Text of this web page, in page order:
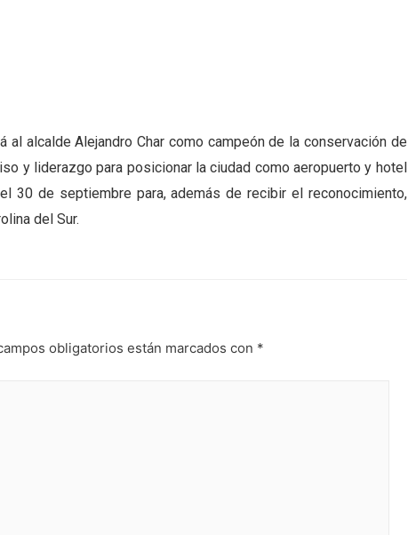
alcalde Alejandro Char como campeón de la conservación de
y liderazgo para posicionar la ciudad como aeropuerto y hotel
30 de septiembre para, además de recibir el reconocimiento,
del Sur.
obligatorios están marcados con *